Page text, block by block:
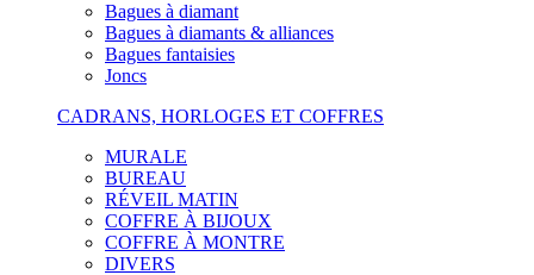
Bagues à diamant
Bagues à diamants & alliances
Bagues fantaisies
Joncs
CADRANS, HORLOGES ET COFFRES
MURALE
BUREAU
RÉVEIL MATIN
COFFRE À BIJOUX
COFFRE À MONTRE
DIVERS